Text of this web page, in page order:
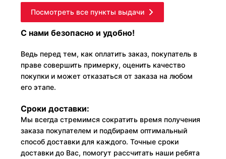
Посмотреть все пункты выдачи
С нами безопасно и удобно!
Ведь перед тем, как оплатить заказ, покупатель в
праве совершить примерку, оценить качество
покупки и может отказаться от заказа на любом
его этапе.
Сроки доставки:
Мы всегда стремимся сократить время получения
заказа покупателем и подбираем оптимальный
способ доставки для каждого. Точные сроки
доставки до Вас, помогут рассчитать наши ребята